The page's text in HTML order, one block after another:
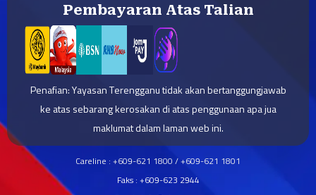
Pembayaran Atas Talian
Penafian: Yayasan Terengganu tidak akan bertanggungjawab
ke atas sebarang kerosakan di atas penggunaan apa jua
maklumat dalam laman web ini.
Careline : +609-621 1800 / +609-621 1801
Faks : +609-623 2944